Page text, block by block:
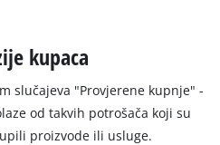
kupaca
slučajeva "Provjerene kupnje" -
od takvih potrošača koji su
proizvode ili usluge.